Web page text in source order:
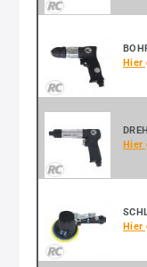
Hier
Hier
Hier